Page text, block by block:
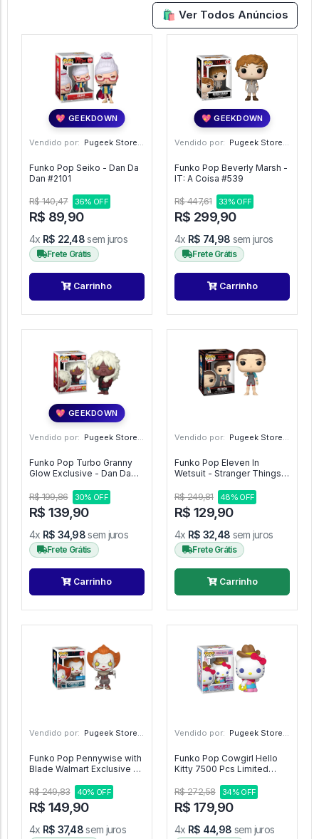
🛍️ Ver Todos Anúncios
💖 GEEKDOWN
Vendido por: Pugeek Store - SP
Funko Pop Seiko - Dan Da
Dan #2101
R$ 140,47 36% OFF
R$ 89,90
4x R$ 22,48sem juros
Frete Grátis
Carrinho
💖 GEEKDOWN
Vendido por: Pugeek Store - SP
Funko Pop Beverly Marsh -
IT: A Coisa #539
R$ 447,61 33% OFF
R$ 299,90
4x R$ 74,98 sem juros
Frete Grátis
Carrinho
💖 GEEKDOWN
Vendido por: Pugeek Store - SP
Funko Pop Turbo Granny
Glow Exclusive - Dan Da
R$ 199,86
30% OFF
R$ 139,90
4x R$ 34,98sem juros
Frete Grátis
Carrinho
Vendido por: Pugeek Store - SP
Funko Pop Eleven In
Wetsuit - Stranger Things
R$ 249,81
48% OFF
R$ 129,90
4x R$ 32,48 sem juros
Frete Grátis
Carrinho
Vendido por: Pugeek Store - SP
Funko Pop Pennywise with
Blade Walmart Exclusive -
R$ 249,83
40% OFF
R$ 149,90
4x R$ 37,48sem juros
Vendido por: Pugeek Store - SP
Funko Pop Cowgirl Hello
Kitty 7500 Pcs Limited
Friends #133
R$ 272,58 34% OFF
R$ 179,90
4x R$ 44,98 sem juros